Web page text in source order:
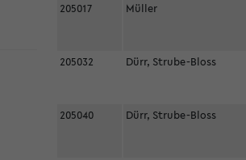
205017 Müller
205032 Dürr, Strube-Bloss
205040 Dürr, Strube-Bloss